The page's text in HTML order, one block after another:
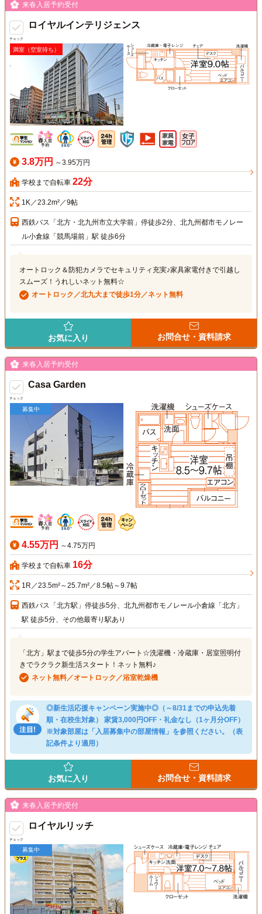
チェック
来春入居予約受付
ロイヤルインテリジェンス
満室（空室待ち）
3.8万円 ～3.95万円
学校まで自転車 22分
1K／23.2m²／9帖
西鉄バス「北方・北九州市立大学前」停徒歩2分、北九州都市モノレー
ル小倉線「競馬場前」駅 徒歩6分
オートロック＆防犯カメラでセキュリティ充実♪家具家電付きで引越し
スムーズ！うれしいネット無料☆
オートロック／北九大まで徒歩1分／ネット無料
お気に入り お問合せ・資料請求
チェック
来春入居予約受付
Casa Garden
募集中
4.55万円 ～4.75万円
学校まで自転車 16分
1R／23.5m²～25.7m²／8.5帖～9.7帖
西鉄バス「北方駅」停徒歩5分、北九州都市モノレール小倉線「北方」
駅 徒歩5分、その他最寄り駅あり
「北方」駅まで徒歩5分の学生アパート☆洗濯機・冷蔵庫・居室照明付
きでラクラク新生活スタート！ネット無料♪
ネット無料／オートロック／浴室乾燥機
◎新生活応援キャンペーン実施中◎（～8/31までの申込先着
順・在校生対象） 家賃3,000円OFF・礼金なし（1ヶ月分OFF）
※対象部屋は「入居募集中の部屋情報」を参照ください。（表
記条件より適用）
お気に入り お問合せ・資料請求
チェック
来春入居予約受付
ロイヤルリッチ
募集中